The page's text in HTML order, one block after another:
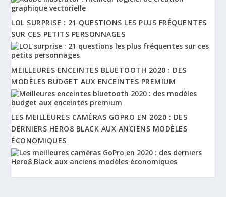
LOL SURPRISE : 21 QUESTIONS LES PLUS FRÉQUENTES
SUR CES PETITS PERSONNAGES
MEILLEURES ENCEINTES BLUETOOTH 2020 : DES
MODÈLES BUDGET AUX ENCEINTES PREMIUM
LES MEILLEURES CAMÉRAS GOPRO EN 2020 : DES
DERNIERS HERO8 BLACK AUX ANCIENS MODÈLES
ÉCONOMIQUES